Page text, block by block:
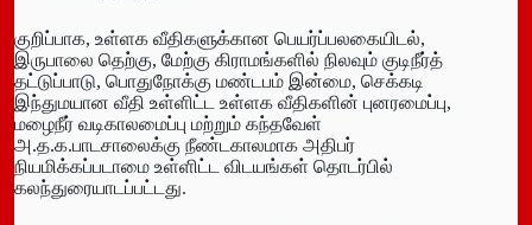
குறிப்பாக, உள்ளக வீதிகளுக்கான பெயர்ப்பலகையிடல்,
இருபாலை தெற்கு, மேற்கு கிராமங்களில் நிலவும் குடிநீர்த்
தட்டுப்பாடு, பொதுநோக்கு மண்டபம் இன்மை, செக்கடி
இந்துமயான வீதி உள்ளிட்ட உள்ளக வீதிகளின் புனரமைப்பு,
மழைநீர் வடிகாலமைப்பு மற்றும் கந்தவேள்
அ.த.க.பாடசாலைக்கு நீண்டகாலமாக அதிபர்
நியமிக்கப்படாமை உள்ளிட்ட விடயங்கள் தொடர்பில்
கலந்துரையாடப்பட்டது.